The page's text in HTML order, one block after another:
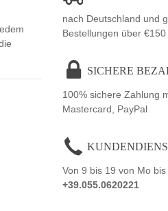
nach Deutschland und
Bestellungen über €150
SICHERE
100% sichere Zahlung
Mastercard, PayPal
Von 9 bis 19 von Mo bis
+39.055.0620221